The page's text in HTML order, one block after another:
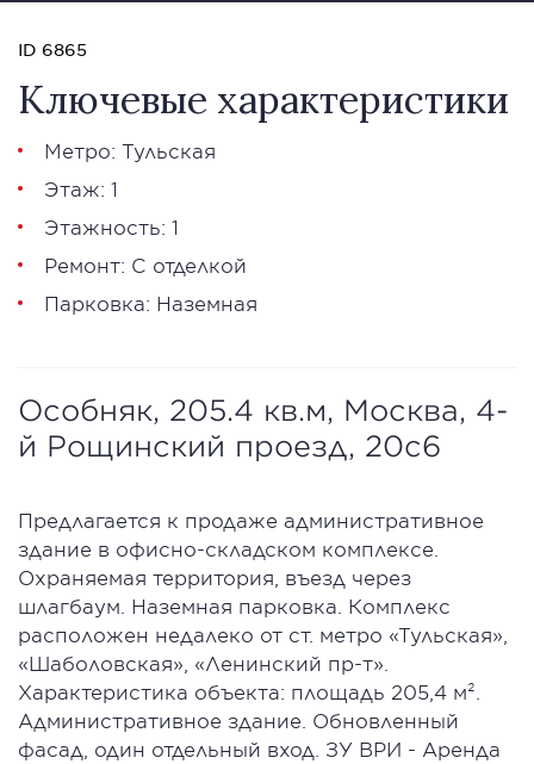
ID 6865
Ключевые характеристики
Метро: Тульская
Этаж: 1
Этажность: 1
Ремонт: С отделкой
Парковка: Наземная
Особняк, 205.4 кв.м, Москва, 4-
й Рощинский проезд, 20с6
Предлагается к продаже административное
здание в офисно-складском комплексе.
Охраняемая территория, въезд через
шлагбаум. Наземная парковка. Комплекс
расположен недалеко от ст. метро «Тульская»,
«Шаболовская», «Ленинский пр-т».
Характеристика объекта: площадь 205,4 м².
Административное здание. Обновленный
фасад, один отдельный вход. ЗУ ВРИ - Аренда